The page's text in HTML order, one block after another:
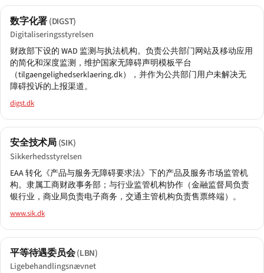
数字化署(DIGST)
Digitaliseringsstyrelsen
财政部下设的 WAD 监测与执法机构。负责公共部门网站及移动应用
的简化和深度监测，维护国家无障碍声明模板平台
（tilgaengelighedserklaering.dk），并作为公共部门用户未解决无
障碍投诉的上报渠道。
digst.dk
安全技术局(SIK)
Sikkerhedsstyrelsen
EAA 转化《产品与服务无障碍要求法》下的产品及服务市场监管机
构。隶属工商财政事务部；与行业监管机构协作（金融监督局负责
银行业，商业局负责电子商务，交通主管机构负责售票终端）。
www.sik.dk
平等待遇委员会(LBN)
Ligebehandlingsnævnet